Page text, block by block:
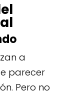
a
parecer
Pero no